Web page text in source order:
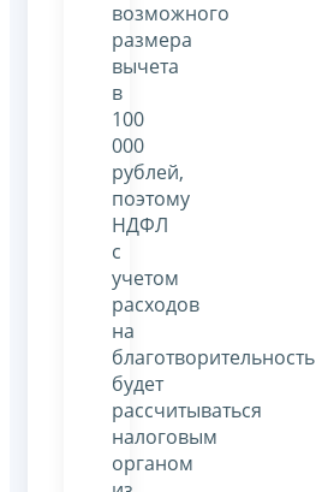
возможного
размера
вычета
в
100
000
рублей,
поэтому
НДФЛ
с
учетом
расходов
на
благотворительность
будет
рассчитываться
налоговым
органом